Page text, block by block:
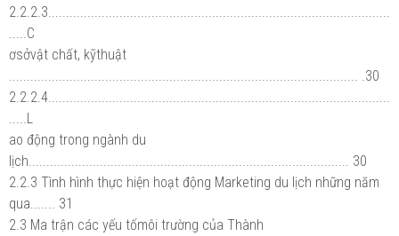
2.2.2.3................................................................................................
.....C
ơsởvật chất, kỹthuật
.................................................................................................. .30
2.2.2.4................................................................................................
.....L
ao động trong ngành du
lịch.......................................................................................... 30
2.2.3 Tình hình thực hiện hoạt động Marketing du lịch những năm
qua....... 31
2.3 Ma trận các yếu tốmôi trường của Thành